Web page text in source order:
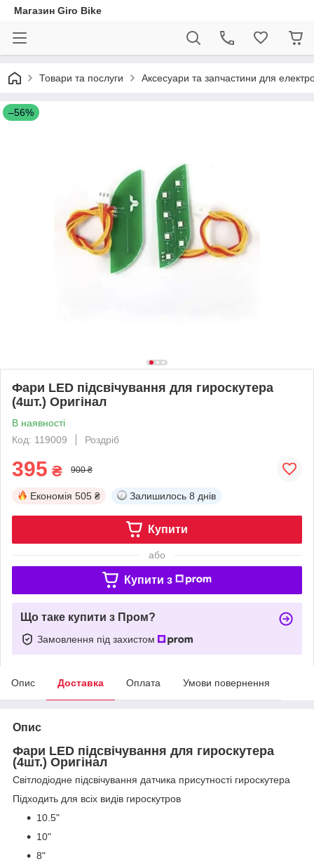
Магазин Giro Bike
Товари та послуги Аксесуари та запчастини для
–56%
Фари LED підсвічування для гироскутера
(4шт.) Оригінал
В наявності
Код: 119009
Роздріб
395 ₴ 900 ₴
Економія 505 ₴ Залишилось 8 днів
Купити
або
Купити з
Що таке купити з Пром?
Замовлення під захистом
Опис Доставка Оплата Умови повернення
Опис
Фари LED підсвічування для гироскутера
(4шт.) Оригінал
Світлодіодне підсвічування датчика присутності гироскутера
Підходить для всіх видів гироскутров
10.5"
10"
8"